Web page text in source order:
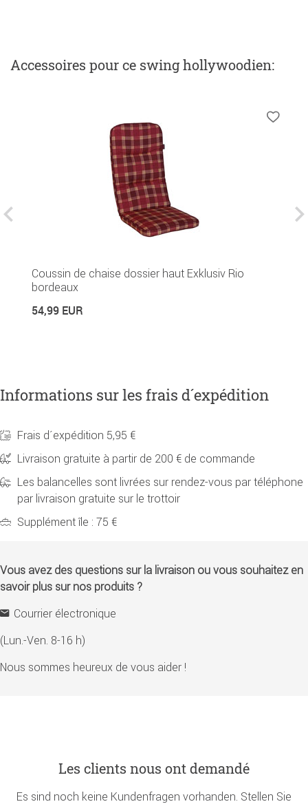
Accessoires pour ce swing hollywoodien:
Coussin de chaise dossier haut Exklusiv Rio
bordeaux
54,99 EUR
Informations sur les frais d´expédition
Frais d´expédition 5,95 €
Livraison gratuite à partir de 200 € de commande
Les balancelles sont livrées sur rendez-vous par téléphone
par livraison gratuite sur le trottoir
Supplément île : 75 €
Vous avez des questions sur la livraison ou vous souhaitez en
savoir plus sur nos produits ?
Courrier électronique
(Lun.-Ven. 8-16 h)
Nous sommes heureux de vous aider !
Les clients nous ont demandé
Es sind noch keine Kundenfragen vorhanden. Stellen Sie